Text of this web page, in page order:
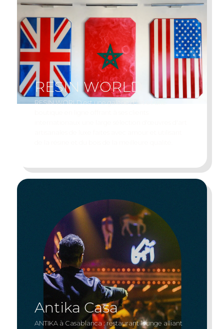
RESIN WORLD
RESIN WORLD est une galerie d'art et une
Antika Casa
ANTIKA à Casablanca : restaurant lounge alliant